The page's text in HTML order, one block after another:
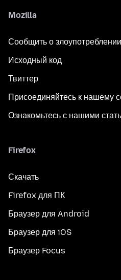
Mozilla
Сообщить о
Исходный код
Твиттер
Присоединяйтесь к нашему
Ознакомьтесь с нашими
Firefox
Скачать
Firefox для ПК
Браузер для Android
Браузер для iOS
Браузер Focus